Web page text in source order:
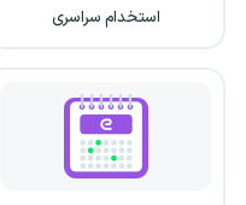
استخدام سراسری